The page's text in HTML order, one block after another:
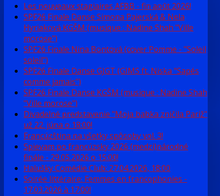
Les nouveaux stagiaires AFBB - fin août 2026!
SPF26 Finale Danse Simona Pajerská & Nela
Hyriaková KGŠM (musique : Nadine Shah "Ville
morose")
SPF26 Finale Nina Bontová (cover Pomme - "Soleil
soleil")
SPF26 Finale Danse GJGT (GIMS ft. Niska "Sapés
comme jamais")
SPF26 Finale Danse KGŠM (musique : Nadine Shah
"Ville morose")
Divadelné predstavenie "Moja babka zničila Pariž"
už 22. júna o 18:00!
Francúzština na všetky spôsoby vol. 3!
Spievam po francúzsky 2026 (medzi)národné
finále - 29.05.2026 o 15:00!
Halušky Comédie Club: 27.04.2026, 18:00
Soirée littéraire: Femmes en francophonies -
17.03.2026 à 17:00!